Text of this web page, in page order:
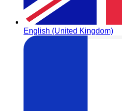
English (United Kingdom)